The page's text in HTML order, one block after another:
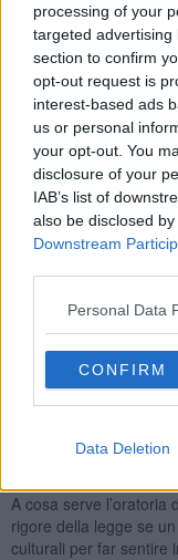
processing of your
targeted
section to confirm
opt-out request is
interest-based ads
us or personal
your opt-out. You
disclosure of your
IAB’s list of
also be disclosed
Downstream
Personal Data
CONFIRM
Data Deletion
Il diritto “di parola”
singola persona,
ragioni in ogni sede,
una scatola vuota,
l’accesso “alla parola”.
Io sono convinta - e
di molte persone, sia
hanno rafforzato
strumenti culturali e
discriminazione in
diritto.
Si pensi ad esempio
svolgimento di un
testimone: non è
in grado di raccontare
provato, di
propria storia.
drammatica
A cosa serve l’oratoria
rigore della legge se
culturali per far sentire